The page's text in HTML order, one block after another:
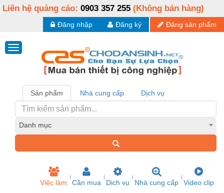
Liên hệ quảng cáo: 0903 357 255 (Không bán hàng)
Đăng sản phẩm
Đăng ký
Đăng nhập
Sản phẩm Nhà cung cấp Dịch vụ
Danh mục
Việc làm Cần mua Dịch vụ Nhà cung cấp Video clip